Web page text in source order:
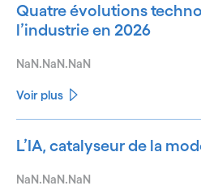
Quatre évolutions
l’industrie en 2026
NaN.NaN.NaN
Voir plus
L’IA, catalyseur de la
NaN.NaN.NaN